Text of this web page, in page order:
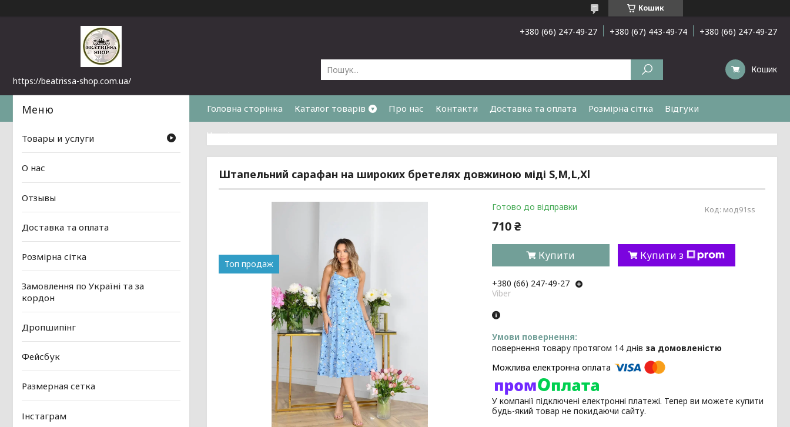
Кошик
https://beatrissa-shop.com.ua/
+380 (66) 247-49-27 +380 (67) 443-49-74 +380 (66) 247-49-27
Кошик
Головна сторінка Каталог товарів Про нас Контакти Доставка та оплата Розмірна сітка Відгуки
Часті питання
Штапельний сарафан на широких бретелях довжиною міді S,M,L,Xl
Топ продаж
Готово до відправки Код: мод91ss
710 ₴
Купити Купити з
+380 (66) 247-49-27
Viber
повернення товару протягом 14 днів за домовленістю
У компанії підключені електронні платежі. Тепер ви можете купити
будь-який товар не покидаючи сайту.
Товары и услуги
О нас
Отзывы
Доставка та оплата
Розмірна сітка
Замовлення по Україні та за
кордон
Дропшипінг
Фейсбук
Размерная сетка
Інстаграм